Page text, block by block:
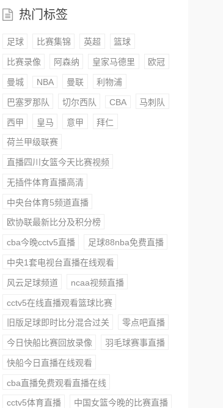
热门标签
足球 比赛集锦 英超 篮球
比赛录像 阿森纳 皇家马德里 欧冠
曼城 NBA 曼联 利物浦
巴塞罗那队 切尔西队 CBA 马刺队
西甲 皇马 意甲 拜仁
荷兰甲级联赛
直播四川女篮今天比赛视频
无插件体育直播高清
中央台体育5频道直播
欧协联最新比分及积分榜
cba今晚cctv5直播 足球88nba免费直播
中央1套电视台直播在线观看
风云足球频道 ncaa视频直播
cctv5在线直播观看篮球比赛
旧版足球即时比分混合过关 零点吧直播
今日快船比赛回放录像 羽毛球赛事直播
快船今日直播在线观看
cba直播免费观看直播在线
cctv5体育直播 中国女篮今晚的比赛直播